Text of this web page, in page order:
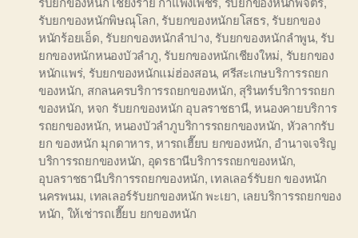
รับยกของหนักพิษณุโลก, รับยกของหนักยโสธร, รับยกของ
หนักร้อยเอ็ด, รับยกของหนักลำปาง, รับยกของหนักลำพูน, รับ
ยกของหนักหนองบัวลำภู, รับยกของหนักเชียงใหม่, รับยกของ
หนักแพร่, รับยกของหนักแม่ฮ่องสอน, ศรีสะเกษบริการรถยก
ของหนัก, สกลนครบริการรถยกของหนัก, สุรินทร์บริการรถยก
ของหนัก, หจก รับยกของหนัก อุบลราชธานี,หนองคายบริการ
รถยกของหนัก, หนองบัวลำภูบริการรถยกของหนัก, หัวลากรับ
ยก ของหนัก มุกดาหาร,หารถเฮี๊ยบ ยกของหนัก, อำนาจเจริญ
บริการรถยกของหนัก, อุดรธานีบริการรถยกของหนัก,
อุบลราชธานีบริการรถยกของหนัก, เทลเลอร์รับยก ของหนัก
นครพนม, เทลเลอร์รับยกของหนัก พะเยา, เลยบริการรถยกของ
หนัก, ให้เช่ารถเฮี๊ยบ ยกของหนัก